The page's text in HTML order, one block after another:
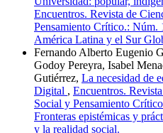
Encuentros. Revista de
Pensamiento Crítico.: Núm.
América Latina y el Sur
Fernando Alberto Eugenio
Godoy Pereyra, Isabel
Gutiérrez, La necesidad de
Digital , Encuentros.
Social y Pensamiento
Fronteras epistémicas y
y la realidad social.